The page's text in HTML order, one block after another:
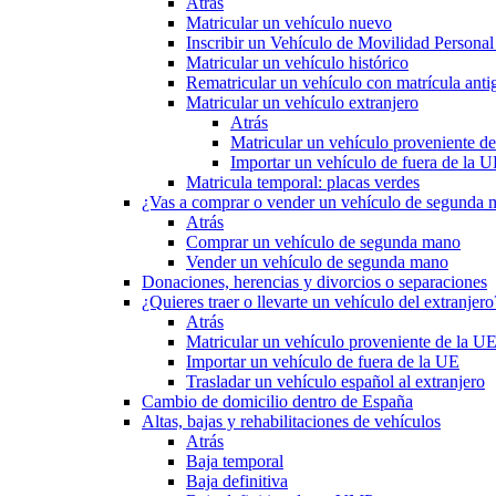
Matricular un vehículo nuevo
Inscribir un Vehículo de Movilidad
Matricular un vehículo histórico
Rematricular un vehículo con matrícula
Matricular un vehículo extranjero
Atrás
Matricular un vehículo proveniente
Importar un vehículo de fuera de la
Matricula temporal: placas verdes
¿Vas a comprar o vender un vehículo de segunda
Atrás
Comprar un vehículo de segunda mano
Vender un vehículo de segunda mano
Donaciones, herencias y divorcios o separaciones
¿Quieres traer o llevarte un vehículo del
Atrás
Matricular un vehículo proveniente de la UE
Importar un vehículo de fuera de la UE
Trasladar un vehículo español al extranjero
Cambio de domicilio dentro de España
Altas, bajas y rehabilitaciones de vehículos
Atrás
Baja temporal
Baja definitiva